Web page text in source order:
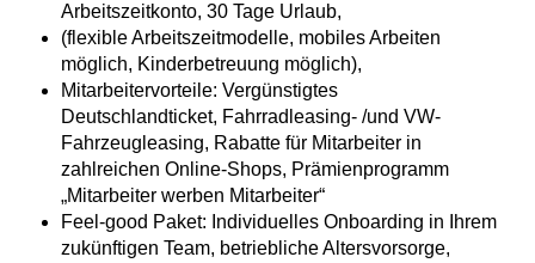
Arbeitszeitkonto, 30 Tage Urlaub,
(flexible Arbeitszeitmodelle, mobiles Arbeiten
möglich, Kinderbetreuung möglich),
Mitarbeitervorteile: Vergünstigtes
Deutschlandticket, Fahrradleasing- /und VW-
Fahrzeugleasing, Rabatte für Mitarbeiter in
zahlreichen Online-Shops, Prämienprogramm
„Mitarbeiter werben Mitarbeiter“
Feel-good Paket: Individuelles Onboarding in Ihrem
zukünftigen Team, betriebliche Altersvorsorge,